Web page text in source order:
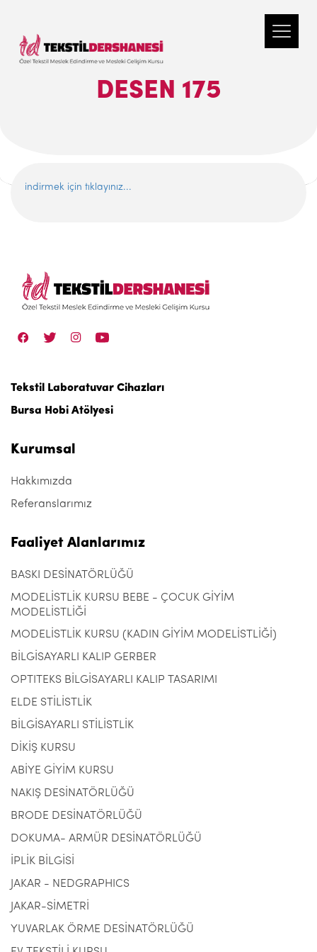
DESEN 175
indirmek için tıklayınız...
Tekstil Laboratuvar Cihazları
Bursa Hobi Atölyesi
Kurumsal
Hakkımızda
Referanslarımız
Faaliyet Alanlarımız
BASKI DESİNATÖRLÜĞÜ
MODELİSTLİK KURSU BEBE - ÇOCUK GİYİM
MODELİSTLİĞİ
MODELİSTLİK KURSU (KADIN GİYİM MODELİSTLİĞİ)
BİLGİSAYARLI KALIP GERBER
OPTITEKS BİLGİSAYARLI KALIP TASARIMI
ELDE STİLİSTLİK
BİLGİSAYARLI STİLİSTLİK
DİKİŞ KURSU
ABİYE GİYİM KURSU
NAKIŞ DESİNATÖRLÜĞÜ
BRODE DESİNATÖRLÜĞÜ
DOKUMA- ARMÜR DESİNATÖRLÜĞÜ
İPLİK BİLGİSİ
JAKAR - NEDGRAPHICS
JAKAR-SİMETRİ
YUVARLAK ÖRME DESİNATÖRLÜĞÜ